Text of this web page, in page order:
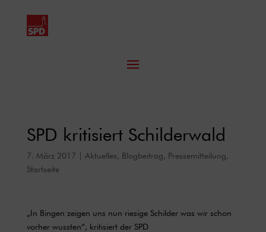
SPD kritisiert Schilderwald
7. März 2017 Aktuelles, Blogbeitrag, Pressemitteilung,
Startseite
„In Bingen zeigen uns nun riesige Schilder was wir schon
vorher wussten“, kritisiert der SPD